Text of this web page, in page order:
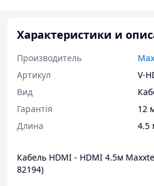
Характеристики и
Производитель
Артикул
V-
Вид
Гарантія
12
Длина
4.5
Кабель HDMI - HDMI 4.5м
82194)